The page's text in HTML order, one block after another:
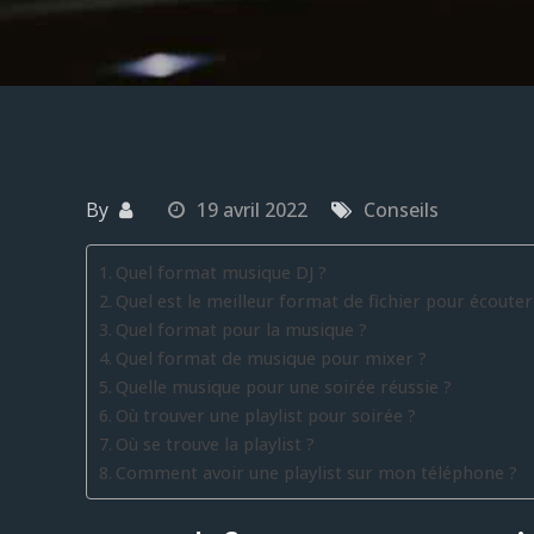
By 19 avril 2022 Conseils
Quel format musique DJ ?
Quel est le meilleur format de fichier pour écouter
Quel format pour la musique ?
Quel format de musique pour mixer ?
Quelle musique pour une soirée réussie ?
Où trouver une playlist pour soirée ?
Où se trouve la playlist ?
Comment avoir une playlist sur mon téléphone ?